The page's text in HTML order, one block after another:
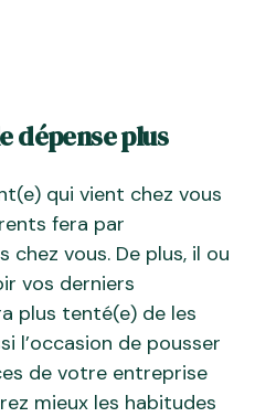
dépense plus
qui vient chez vous
fera par
vous. De plus, il ou
vos derniers
plus tenté(e) de les
l’occasion de pousser
de votre entreprise
mieux les habitudes